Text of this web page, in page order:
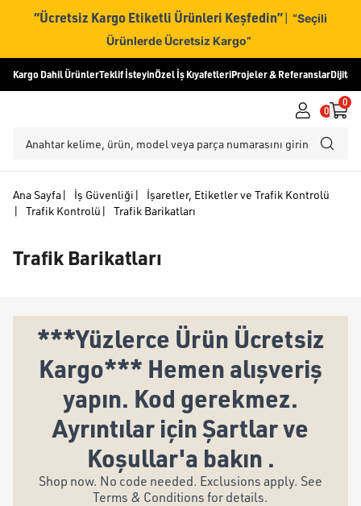
“Ücretsiz Kargo Etiketli Ürünleri Keşfedin” | “Seçili
Ürünlerde Ücretsiz Kargo”
Kargo Dahil ÜrünlerTeklif İsteyinÖzel İş KıyafetleriProjeler & ReferanslarDijital
0
0
Ana Sayfa| İş Güvenliği |
İşaretler, Etiketler ve Trafik Kontrolü
|
Trafik Kontrolü | Trafik Barikatları
Trafik Barikatları
***Yüzlerce Ürün Ücretsiz
Kargo*** Hemen alışveriş
yapın. Kod gerekmez.
Ayrıntılar için Şartlar ve
Koşullar'a bakın .
Shop now. No code needed. Exclusions apply. See
Terms & Conditions for details.